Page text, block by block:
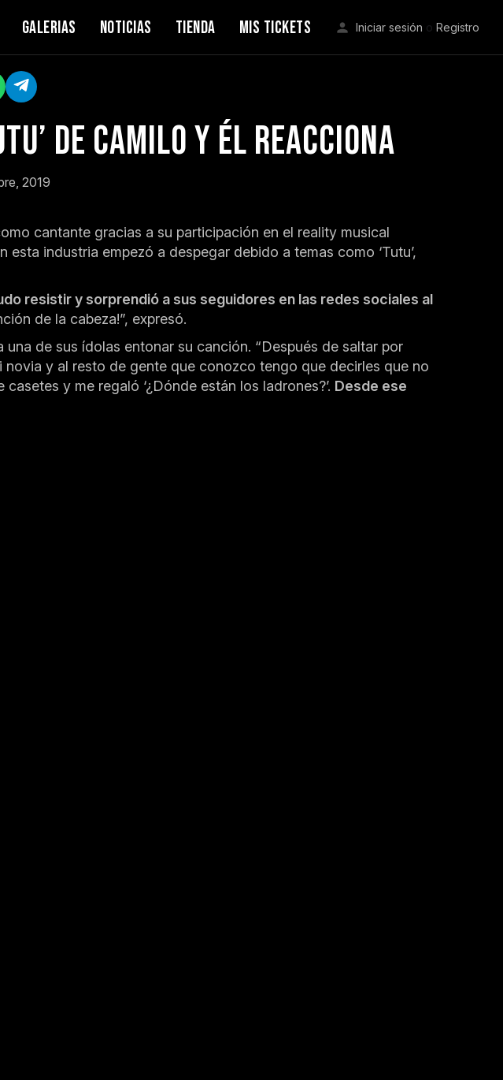
GALERIAS NOTICIAS TIENDA MIS TICKETS Iniciar sesión o Registro
de Camilo y él reacciona
2019
cantante gracias a su participación en el reality musical
industria empezó a despegar debido a temas como ‘Tutu’,
resistir y sorprendió a sus seguidores en las redes sociales al
de la cabeza!”, expresó.
de sus ídolas entonar su canción. “Después de saltar por
y al resto de gente que conozco tengo que decirles que no
y me regaló ‘¿Dónde están los ladrones?’. Desde ese